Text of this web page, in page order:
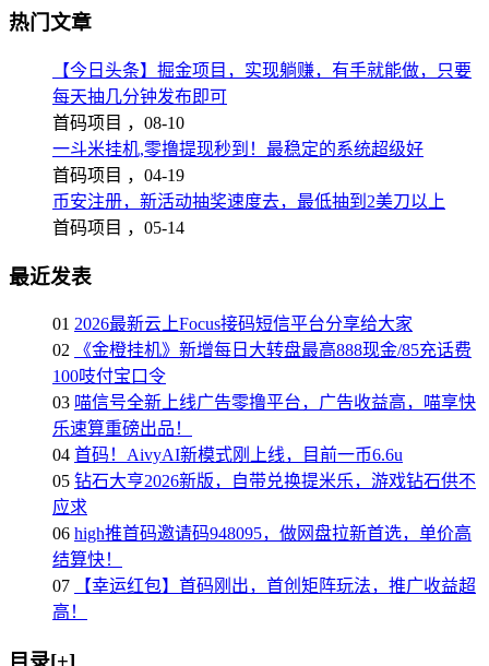
热门文章
【今日头条】掘金项目，实现躺赚，有手就能做，只要
每天抽几分钟发布即可
首码项目 ， 08-10
一斗米挂机,零撸提现秒到！最稳定的系统超级好
首码项目 ， 04-19
币安注册，新活动抽奖速度去，最低抽到2美刀以上
首码项目 ， 05-14
最近发表
01 2026最新云上Focus接码短信平台分享给大家
02
《金橙挂机》新增每日大转盘最高888现金/85充话费
100吱付宝口令
03 喵信号全新上线广告零撸平台，广告收益高，喵享快
乐速算重磅出品！
04 首码！AivyAI新模式刚上线，目前一币6.6u
05 钻石大亨2026新版，自带兑换提米乐，游戏钻石供不
应求
06 high推首码邀请码948095，做网盘拉新首选，单价高
结算快！
07
【幸运红包】首码刚出，首创矩阵玩法，推广收益超
高！
目录[+]